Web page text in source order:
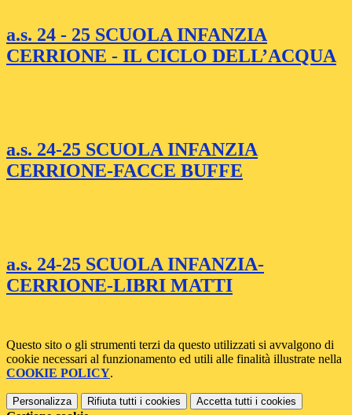
a.s. 24 - 25 SCUOLA INFANZIA
CERRIONE - IL CICLO DELL’ACQUA
a.s. 24-25 SCUOLA INFANZIA
CERRIONE-FACCE BUFFE
a.s. 24-25 SCUOLA INFANZIA-
CERRIONE-LIBRI MATTI
Questo sito o gli strumenti terzi da questo utilizzati si avvalgono di
cookie necessari al funzionamento ed utili alle finalità illustrate nella
COOKIE POLICY.
Personalizza Rifiuta tutti i cookies Accetta tutti i cookies